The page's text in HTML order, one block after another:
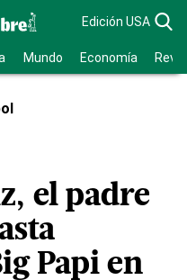
Edición USA
Mundo Economía
el padre
Papi en